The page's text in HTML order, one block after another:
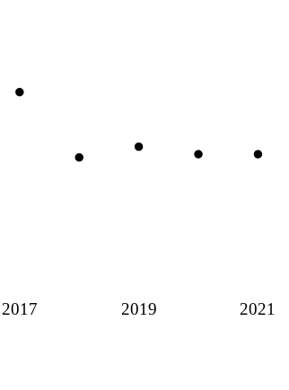
2017 2019 2021